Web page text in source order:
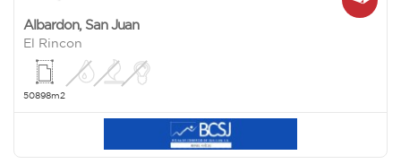
Albardon, San Juan
El Rincon
50898m2